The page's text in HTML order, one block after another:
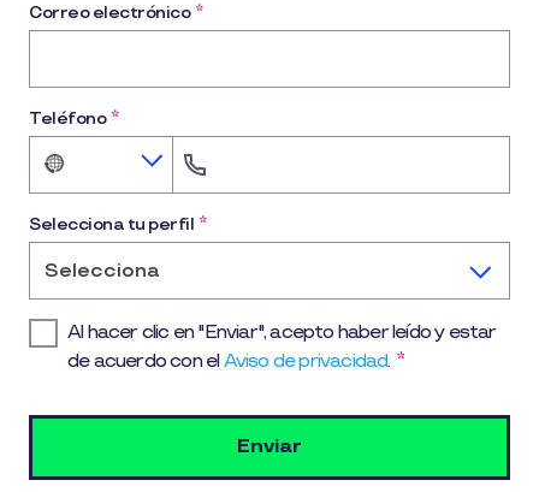
Correo electrónico *
Teléfono *
No
selected
Selecciona tu perfil *
Selecciona
Al hacer clic en "Enviar", acepto haber leído y estar
de acuerdo con elAviso de privacidad. *